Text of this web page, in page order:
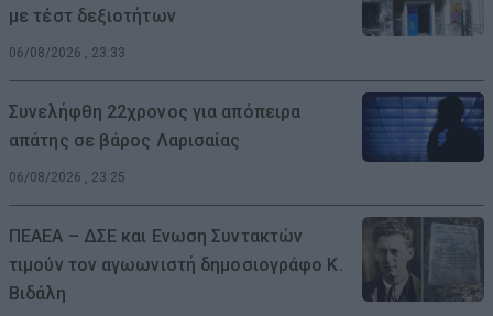
με τέστ δεξιοτήτων
06/08/2026 , 23:33
Συνελήφθη 22χρονος για απόπειρα
απάτης σε βάρος Λαρισαίας
06/08/2026 , 23:25
ΠΕΑΕΑ – ΔΣΕ και Ενωση Συντακτών
τιμούν τον αγωωνιστή δημοσιογράφο Κ.
Βιδάλη